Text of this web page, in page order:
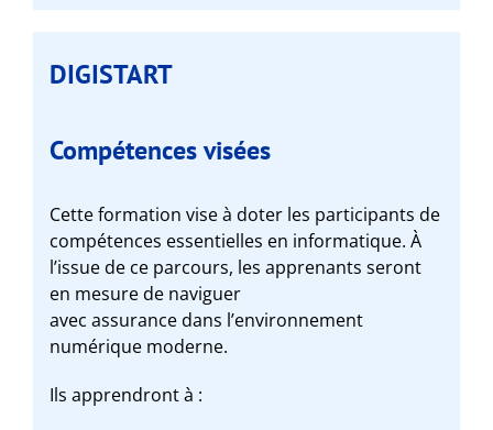
DIGISTART
Compétences visées
Cette formation vise à doter les participants de
compétences essentielles en informatique. À
l’issue de ce parcours, les apprenants seront
en mesure de naviguer
avec assurance dans l’environnement
numérique moderne.
Ils apprendront à :